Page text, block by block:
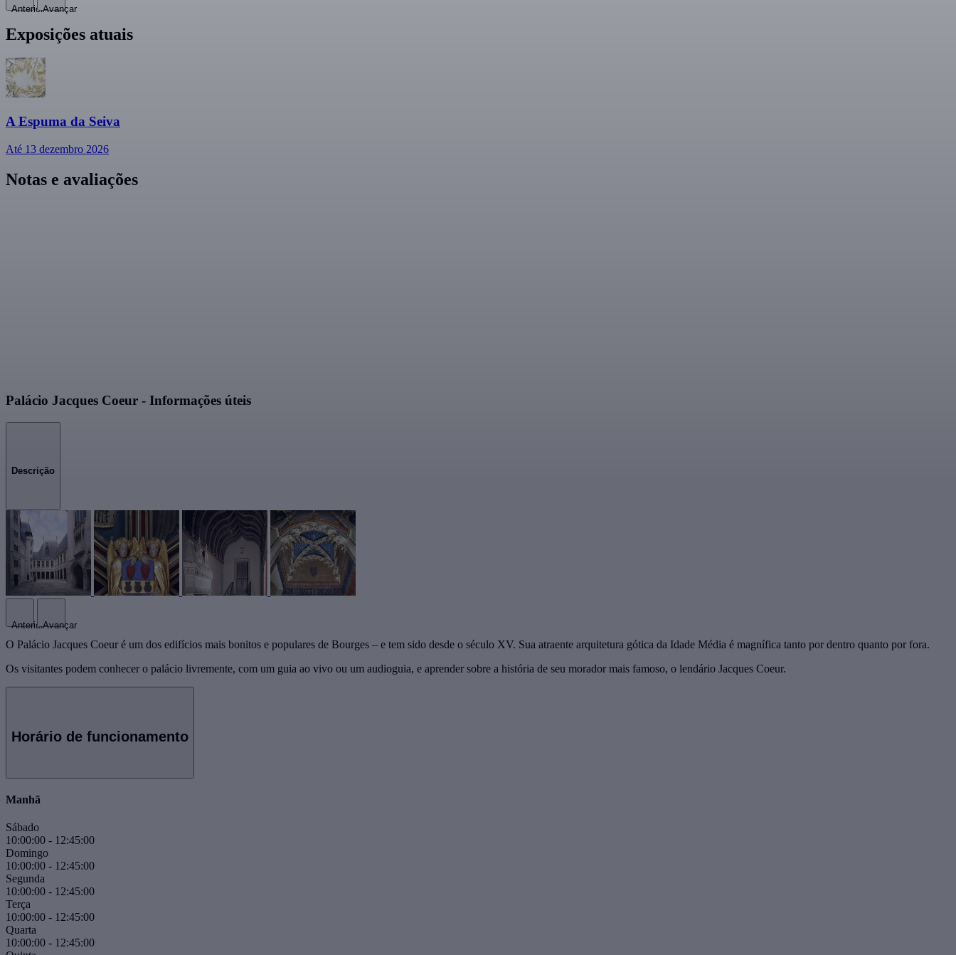
AnteriorAvançar
Exposições atuais
A Espuma da Seiva
Até 13 dezembro 2026
Notas e avaliações
Palácio Jacques Coeur - Informações úteis
Descrição
AnteriorAvançar
O Palácio Jacques Coeur é um dos edifícios mais bonitos e populares de Bourges – e tem sido desde o século XV. Sua atraente arquitetura gótica da Idade Média é magnífica tanto por dentro quanto por fora.
Os visitantes podem conhecer o palácio livremente, com um guia ao vivo ou um audioguia, e aprender sobre a história de seu morador mais famoso, o lendário Jacques Coeur.
Horário de funcionamento
Manhã
Sábado
10:00:00 - 12:45:00
Domingo
10:00:00 - 12:45:00
Segunda
10:00:00 - 12:45:00
Terça
10:00:00 - 12:45:00
Quarta
10:00:00 - 12:45:00